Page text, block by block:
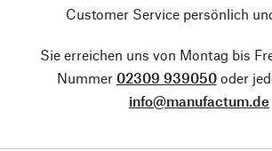
Customer Service persönlich
Sie erreichen uns von Montag bis
Nummer 02309 939050oder
info@manufactum.de